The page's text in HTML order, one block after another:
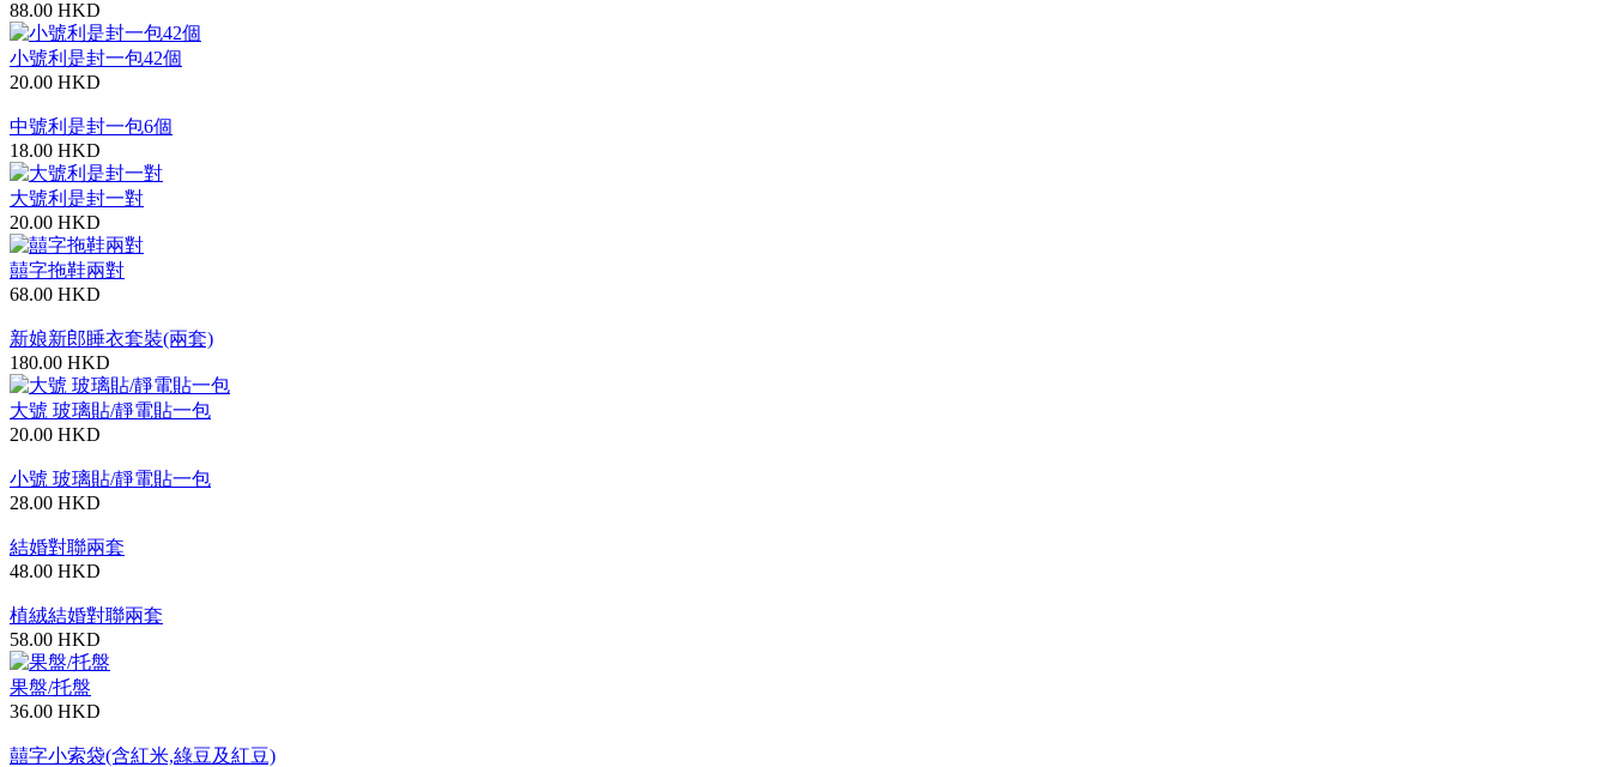
88.00 HKD
小號利是封一包42個
20.00 HKD
中號利是封一包6個
18.00 HKD
大號利是封一對
20.00 HKD
囍字拖鞋兩對
68.00 HKD
新娘新郎睡衣套裝(兩套)
180.00 HKD
大號 玻璃貼/靜電貼一包
20.00 HKD
小號 玻璃貼/靜電貼一包
28.00 HKD
結婚對聯兩套
48.00 HKD
植絨結婚對聯兩套
58.00 HKD
果盤/托盤
36.00 HKD
囍字小索袋(含紅米,綠豆及紅豆)